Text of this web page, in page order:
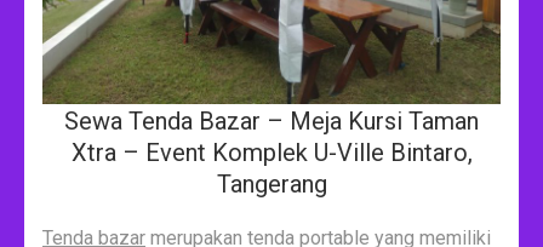
Sewa Tenda Bazar – Meja Kursi Taman
Xtra – Event Komplek U-Ville Bintaro,
Tangerang
Tenda bazar merupakan tenda portable yang memiliki